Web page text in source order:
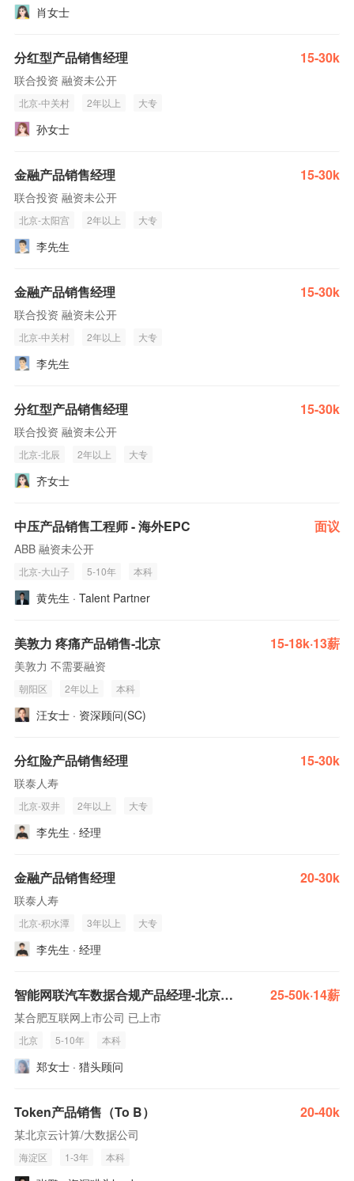
肖女士
分红型产品销售经理 15-30k
联合投资 融资未公开
北京-中关村 2年以上 大专
孙女士
金融产品销售经理 15-30k
联合投资 融资未公开
北京-太阳宫 2年以上 大专
李先生
金融产品销售经理 15-30k
联合投资 融资未公开
北京-中关村 2年以上 大专
李先生
分红型产品销售经理 15-30k
联合投资 融资未公开
北京-北辰 2年以上 大专
齐女士
中压产品销售工程师 - 海外EPC 面议
ABB 融资未公开
北京-大山子 5-10年 本科
黄先生 · Talent Partner
美敦力 疼痛产品销售-北京 15-18k·13薪
美敦力 不需要融资
朝阳区 2年以上 本科
汪女士 · 资深顾问(SC)
分红险产品销售经理 15-30k
联泰人寿
北京-双井 2年以上 大专
李先生 · 经理
金融产品销售经理 20-30k
联泰人寿
北京-积水潭 3年以上 大专
李先生 · 经理
智能网联汽车数据合规产品经理-北京/上海/合肥/苏州 25-50k·14薪
某合肥互联网上市公司 已上市
北京 5-10年 本科
郑女士 · 猎头顾问
Token产品销售（To B） 20-40k
某北京云计算/大数据公司
海淀区 1-3年 本科